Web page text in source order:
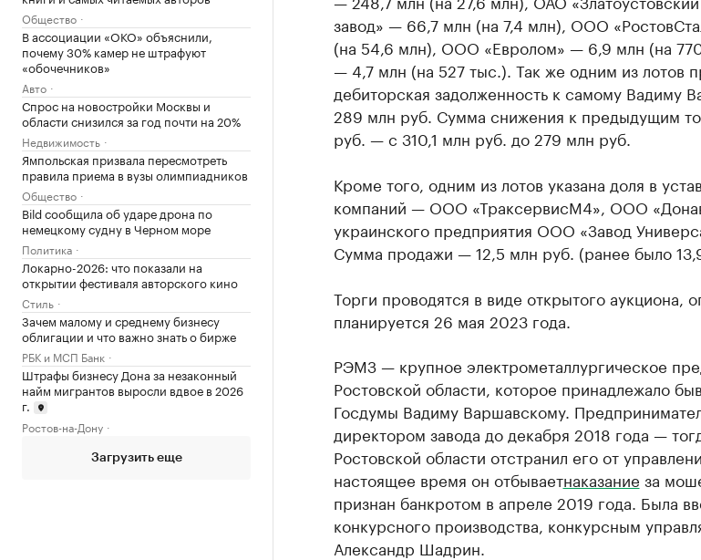
Общество
В ассоциации «ОКО» объяснили,
почему 30% камер не штрафуют
«обочечников»
Авто
Спрос на новостройки Москвы и
области снизился за год почти на 20%
Недвижимость
Ямпольская призвала пересмотреть
правила приема в вузы олимпиадников
Общество
Bild сообщила об ударе дрона по
немецкому судну в Черном море
Политика
Локарно-2026: что показали на
открытии фестиваля авторского кино
Стиль
Зачем малому и среднему бизнесу
облигации и что важно знать о бирже
РБК и МСП Банк
Штрафы бизнесу Дона за незаконный
найм мигрантов выросли вдвое в 2026
г.
Ростов-на-Дону
Загрузить еще
завод» — 66,7 млн (на 7,4 млн), ООО
(на 54,6 млн), ООО «Евролом» — 6,9 млн (на
— 4,7 млн (на 527 тыс.). Так же одним из лотов
дебиторская задолженность к самому Вадиму
289 млн руб. Сумма снижения к предыдущим
руб. — с 310,1 млн руб. до 279 млн руб.
Кроме того, одним из лотов указана доля в
компаний — ООО «ТраксервисМ4», ООО
украинского предприятия ООО «Завод
Сумма продажи — 12,5 млн руб. (ранее было
Торги проводятся в виде открытого аукциона,
планируется 26 мая 2023 года.
РЭМЗ — крупное электрометаллургическое
Ростовской области, которое принадлежало
Госдумы Вадиму Варшавскому.
директором завода до декабря 2018 года —
Ростовской области отстранил его от
настоящее время он отбываетнаказание за
признан банкротом в апреле 2019 года. Была
конкурсного производства, конкурсным
Александр Шадрин.